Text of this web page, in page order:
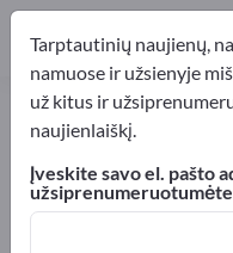
Vėžiagyviai –
tiekėjus
Eksportuotojai
Tarptautinių naujienų,
namuose ir užsienyje
už kitus ir
naujienlaiškį.
Įveskite savo el. pašto